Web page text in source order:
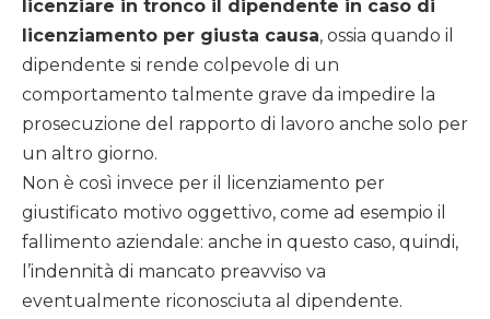
licenziare in tronco il dipendente in caso di
licenziamento per giusta causa, ossia quando il
dipendente si rende colpevole di un
comportamento talmente grave da impedire la
prosecuzione del rapporto di lavoro anche solo per
un altro giorno.
Non è così invece per il licenziamento per
giustificato motivo oggettivo, come ad esempio il
fallimento aziendale: anche in questo caso, quindi,
l’indennità di mancato preavviso va
eventualmente riconosciuta al dipendente.